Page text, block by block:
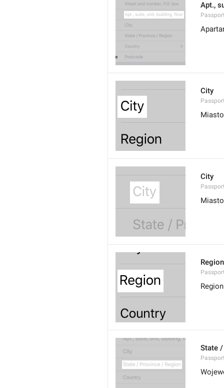
Apt.,
City
Miasto
City
Miasto
Region
Region
State